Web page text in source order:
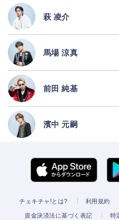
萩 凌介
馬場 涼真
前田 純基
濱中 元嗣
チェキチャ!とは? 利用規約
資金決済法に基づく表記 特